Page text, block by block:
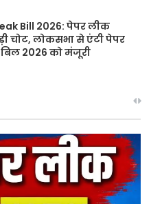
Bill 2026: पेपर लीक
चोट, लोकसभा से एंटी पेपर
2026 को मंजूरी
गुरु